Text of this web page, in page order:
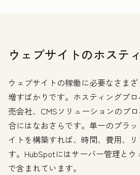
ウェブサイトのホステ
ウェブサイトの稼働に必要なさま
増すばかりです。ホスティングプ
売会社、CMSソリューションのプ
合にはなおさらです。単一のプラ
イトを構築すれば、時間、費用、
す。HubSpotにはサーバー管理と
で含まれています。